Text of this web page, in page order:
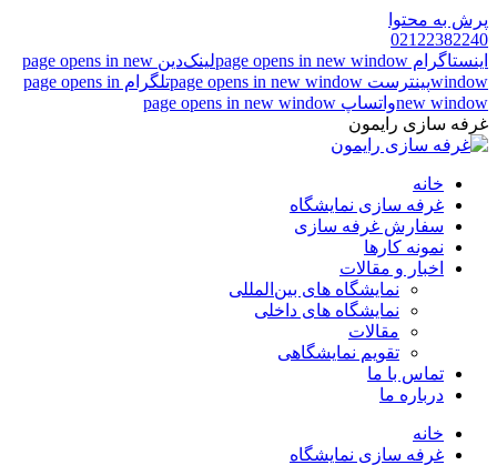
پرش به محتوا
02122382240
اینستاگرام page opens in new window
لینک‌دین page opens in new
windowپینترست page opens in new window
تلگرام page opens in
new windowواتساپ page opens in new window
غرفه سازی رایمون
خانه
غرفه سازی نمایشگاه
سفارش غرفه سازی
نمونه کارها
اخبار و مقالات
نمایشگاه های بین‌المللی
نمایشگاه های داخلی
مقالات
تقویم نمایشگاهی
تماس با ما
درباره ما
خانه
غرفه سازی نمایشگاه